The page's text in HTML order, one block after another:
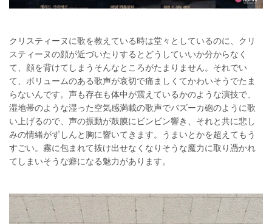
クリスティーヌに歌を教えている時は堂々としているのに、クリ
スティーヌの顔が近づいたりするとどうしていいか分からなく
て、顔を背けてしまうそんなところがたまりません。それでい
て、ボリュームのある歌声が哀切で痛ましくてかわいそうでたま
らないんです。声も存在も体中が震えているかのような演技で、
湿地帯のような湿った空気感満載の歌声でバズーカ砲のように歌
い上げるので、声の振動が鼓膜にビンビン響き、それと共に悲し
みの情緒がずしんと胸に響いてきます。うまいとかを超えてもう
すごい。霧に包まれて抜け出せなくなりそうな魔力に取り憑かれ
てしまいそうな癖になる魅力があります。